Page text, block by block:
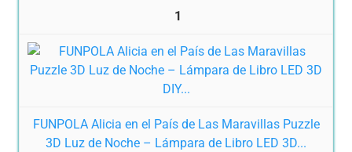
1
FUNPOLA Alicia en el País de Las Maravillas Puzzle
3D Luz de Noche – Lámpara de Libro LED 3D...